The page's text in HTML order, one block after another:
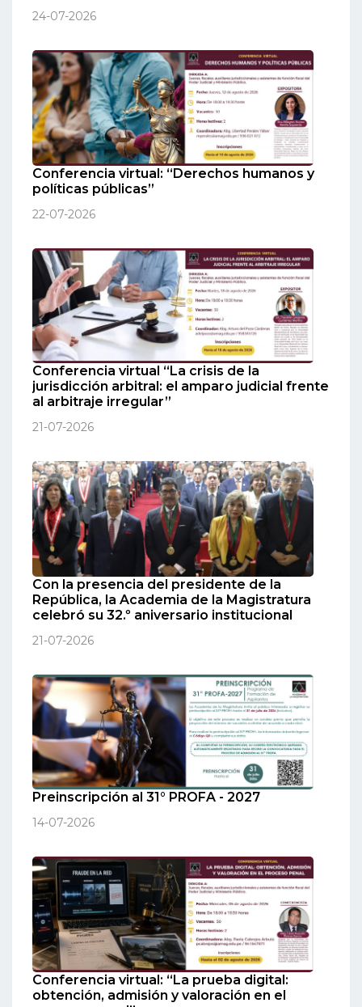
24-07-2026
Conferencia virtual: “Derechos humanos y
políticas públicas”
22-07-2026
Conferencia virtual “La crisis de la
jurisdicción arbitral: el amparo judicial frente
al arbitraje irregular”
21-07-2026
Con la presencia del presidente de la
República, la Academia de la Magistratura
celebró su 32.º aniversario institucional
21-07-2026
Preinscripción al 31° PROFA - 2027
14-07-2026
Conferencia virtual: “La prueba digital:
obtención, admisión y valoración en el